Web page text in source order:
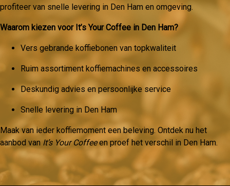
profiteer van snelle levering in Den Ham en omgeving.
Waarom kiezen voor It’s Your Coffee in Den Ham?
Vers gebrande koffiebonen van topkwaliteit
Ruim assortiment koffiemachines en accessoires
Deskundig advies en persoonlijke service
Snelle levering in Den Ham
Maak van ieder koffiemoment een beleving. Ontdek nu het
aanbod van It’s Your Coffeeen proef het verschil in Den Ham.